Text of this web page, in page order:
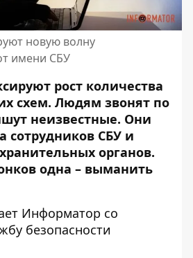
новую волну
имени СБУ
рост количества
схем. Людям звонят по
неизвестные. Они
сотрудников СБУ и
органов.
одна – выманить
Информатор со
безопасности